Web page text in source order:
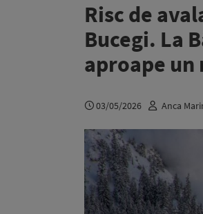
Risc de
Bucegi. La
aproape un
03/05/2026 Anca